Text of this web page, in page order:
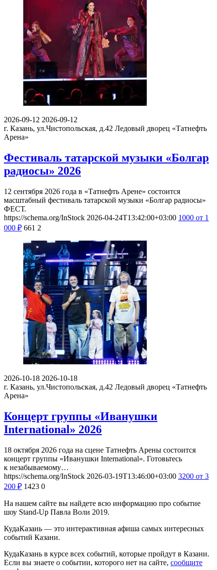
2026-09-12 2026-09-12
г. Казань, ул.Чистопольская, д.42 Ледовый дворец «Татнефть
Арена»
Фестиваль татарской музыки «Болгар
радиосы» 2026
12 сентября 2026 года в «Татнефть Арене» состоится
масштабный фестиваль татарской музыки «Болгар радиосы»
ФЕСТ.
https://schema.org/InStock 2026-04-24T13:42:00+03:00 1000 от 1
000 ₽ 661 2
2026-10-18 2026-10-18
г. Казань, ул.Чистопольская, д.42 Ледовый дворец «Татнефть
Арена»
Концерт группы «Иванушки
International» 2026
18 октября 2026 года на сцене Татнефть Арены состоится
концерт группы «Иванушки International». Готовьтесь
к незабываемому…
https://schema.org/InStock 2026-03-19T13:46:00+03:00 3200 от 3
200 ₽ 1423 0
На нашем сайте вы найдете всю информацию про событие
шоу Stand-Up Павла Воли 2019.
КудаКазань — это интерактивная афиша самых интересных
событий Казани.
КудаКазань в курсе всех событий, которые пройдут в Казани.
Если вы знаете о событии, которого нет на сайте, сообщите